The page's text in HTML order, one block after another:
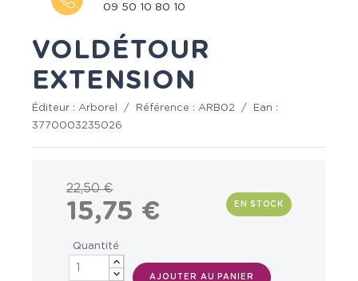
09 50 10 80 10
VOLDÉTOUR
EXTENSION
Éditeur : Arborel / Référence : ARB02 /
Ean :
3770003235026
22,50 €
15,75 € EN STOCK
Quantité
AJOUTER AU PANIER